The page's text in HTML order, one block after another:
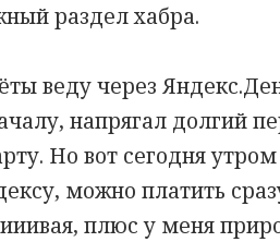
раздел хабра.
веду через
напрягал долгий
Но вот сегодня
можно платить
плюс у меня